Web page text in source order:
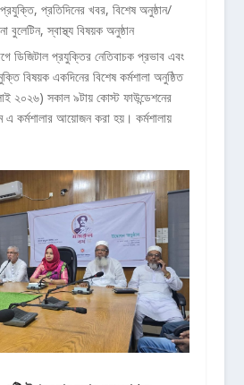
, প্রতিদিনের খবর, বিশেষ অনুষ্ঠান/
বুলেটিন,স্বাস্থ্য বিষয়ক অনুষ্ঠান
ডিজিটাল প্রযুক্তির নেতিবাচক প্রভাব এবং
বিষয়ক একদিনের বিশেষ কর্মশালা অনুষ্ঠিত
২০২৬) সকাল ৯টায় কোস্ট ফাউন্ডেশনের
এ কর্মশালার আয়োজন করা হয়। কর্মশালায়